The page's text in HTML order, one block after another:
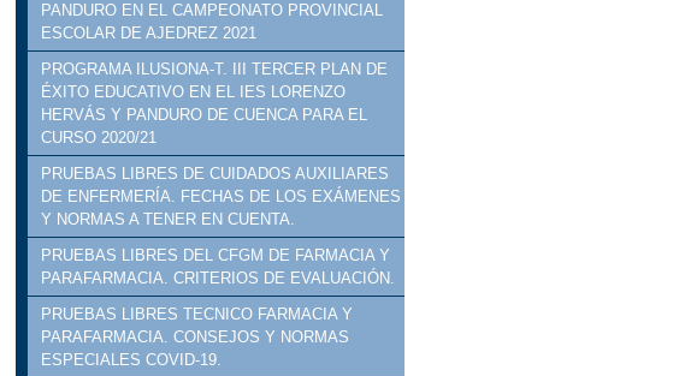
PANDURO EN EL CAMPEONATO PROVINCIAL
ESCOLAR DE AJEDREZ 2021
PROGRAMA ILUSIONA-T. III TERCER PLAN DE
ÉXITO EDUCATIVO EN EL IES LORENZO
HERVÁS Y PANDURO DE CUENCA PARA EL
CURSO 2020/21
PRUEBAS LIBRES DE CUIDADOS AUXILIARES
DE ENFERMERÍA. FECHAS DE LOS EXÁMENES
Y NORMAS A TENER EN CUENTA.
PRUEBAS LIBRES DEL CFGM DE FARMACIA Y
PARAFARMACIA. CRITERIOS DE EVALUACIÓN.
PRUEBAS LIBRES TECNICO FARMACIA Y
PARAFARMACIA. CONSEJOS Y NORMAS
ESPECIALES COVID-19.